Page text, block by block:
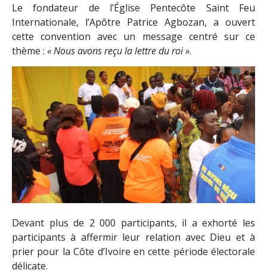
Le fondateur de l’Église Pentecôte Saint Feu
Internationale, l’Apôtre Patrice Agbozan, a ouvert
cette convention avec un message centré sur ce
thème : « Nous avons reçu la lettre du roi ».
Devant plus de 2 000 participants, il a exhorté les
participants à affermir leur relation avec Dieu et à
prier pour la Côte d’Ivoire en cette période électorale
délicate.